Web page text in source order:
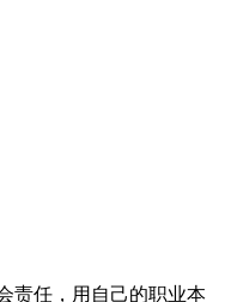
责任，用自己的职业本